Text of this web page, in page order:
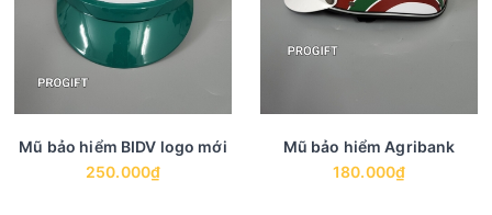
Mũ bảo hiểm BIDV logo mới
250.000₫
Mũ bảo hiểm Agribank
180.000₫